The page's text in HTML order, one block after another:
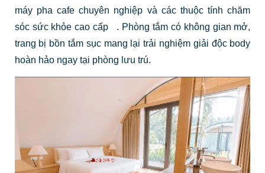
máy pha cafe chuyên nghiệp và các thuộc tính chăm
sóc sức khỏe cao cấp
. Phòng tắm có không gian mở,
trang bị bồn tắm sục mang lại trải nghiệm giải độc body
hoàn hảo ngay tại phòng lưu trú.